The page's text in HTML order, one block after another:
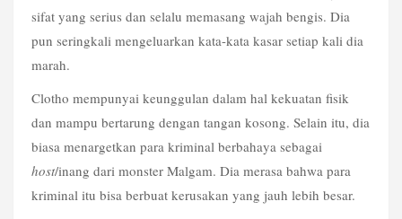
sifat yang serius dan selalu memasang wajah bengis. Dia
pun seringkali mengeluarkan kata-kata kasar setiap kali dia
marah.
Clotho mempunyai keunggulan dalam hal kekuatan fisik
dan mampu bertarung dengan tangan kosong. Selain itu, dia
host/inang dari monster Malgam. Dia merasa bahwa para
kriminal itu bisa berbuat kerusakan yang jauh lebih besar.